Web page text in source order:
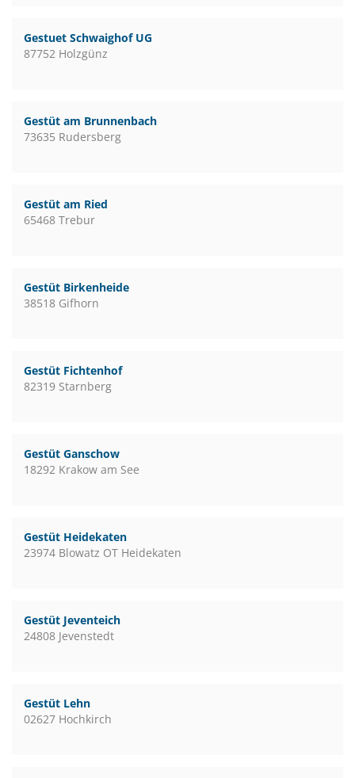
Gestuet Schwaighof UG
87752 Holzgünz
Gestüt am Brunnenbach
73635 Rudersberg
Gestüt am Ried
65468 Trebur
Gestüt Birkenheide
38518 Gifhorn
Gestüt Fichtenhof
82319 Starnberg
Gestüt Ganschow
18292 Krakow am See
Gestüt Heidekaten
23974 Blowatz OT Heidekaten
Gestüt Jeventeich
24808 Jevenstedt
Gestüt Lehn
02627 Hochkirch